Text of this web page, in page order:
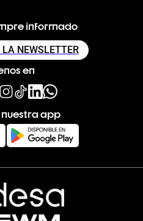
informado
NEWSLETTER
en
app